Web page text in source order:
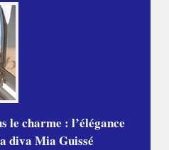
le charme : l’élégance
diva Mia Guissé